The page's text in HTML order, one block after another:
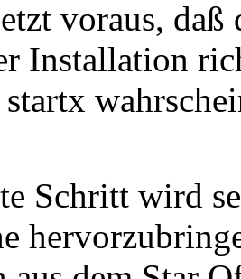
voraus,
Installation
Schritt wird